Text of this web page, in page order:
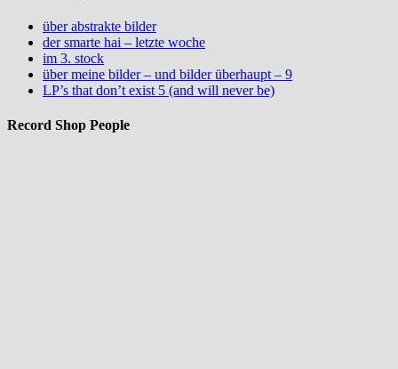
über abstrakte bilder
der smarte hai – letzte woche
im 3. stock
über meine bilder – und bilder überhaupt – 9
LP’s that don’t exist 5 (and will never be)
Record Shop People